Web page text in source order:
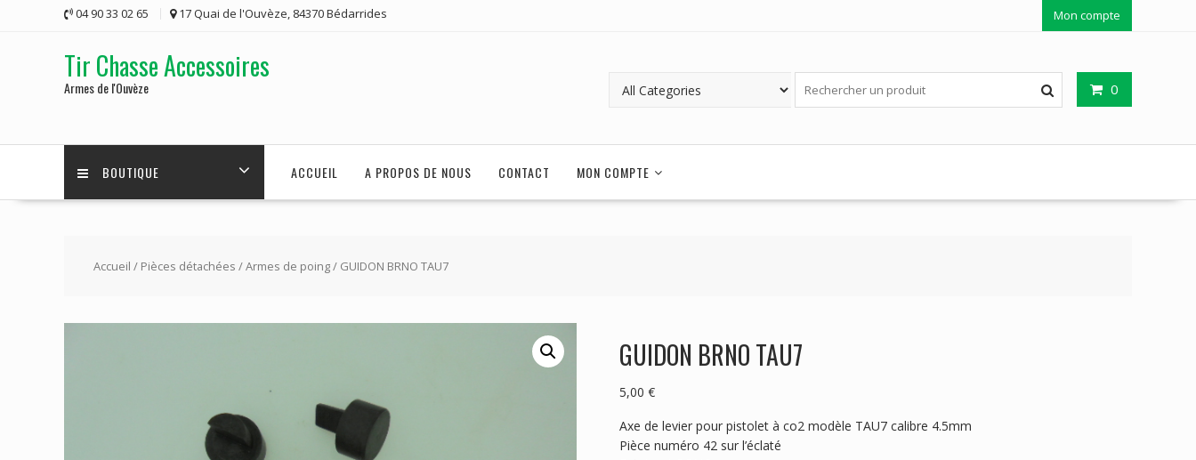
04 90 33 02 65 17 Quai de l'Ouvèze, 84370 Bédarrides Mon compte
Tir Chasse Accessoires
Armes de l'Ouvèze 0
BOUTIQUE ACCUEIL A PROPOS DE NOUS CONTACT MON COMPTE
Accueil / Pièces détachées /Armes de poing/ GUIDON BRNO TAU7
GUIDON BRNO TAU7
5,00 €
Axe de levier pour pistolet à co2 modèle TAU7 calibre 4.5mm
Pièce numéro 42 sur l’éclaté